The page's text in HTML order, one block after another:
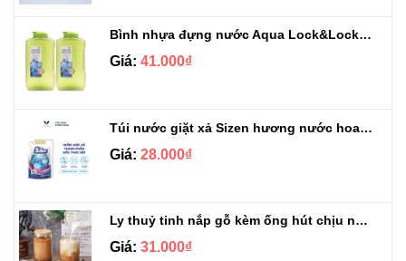
Bình nhựa đựng nước Aqua Lock&Lock 2.1L
Giá: 41.000₫
Túi nước giặt xả Sizen hương nước hoa 500 ml
Giá: 28.000₫
Ly thuỷ tinh nắp gỗ kèm ống hút chịu nhiệt 500ml
Giá: 31.000₫